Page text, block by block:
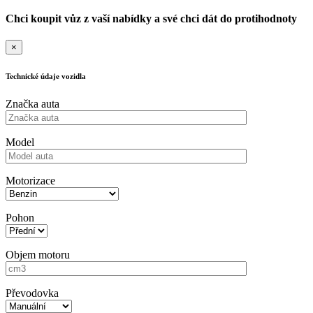
Chci koupit vůz z vaší nabídky a své chci dát do protihodnoty
×
Technické údaje vozidla
Značka auta
Model
Motorizace
Pohon
Objem motoru
Převodovka